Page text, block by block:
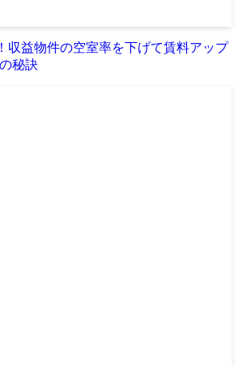
収益物件の空室率を下げて賃料アップ
秘訣